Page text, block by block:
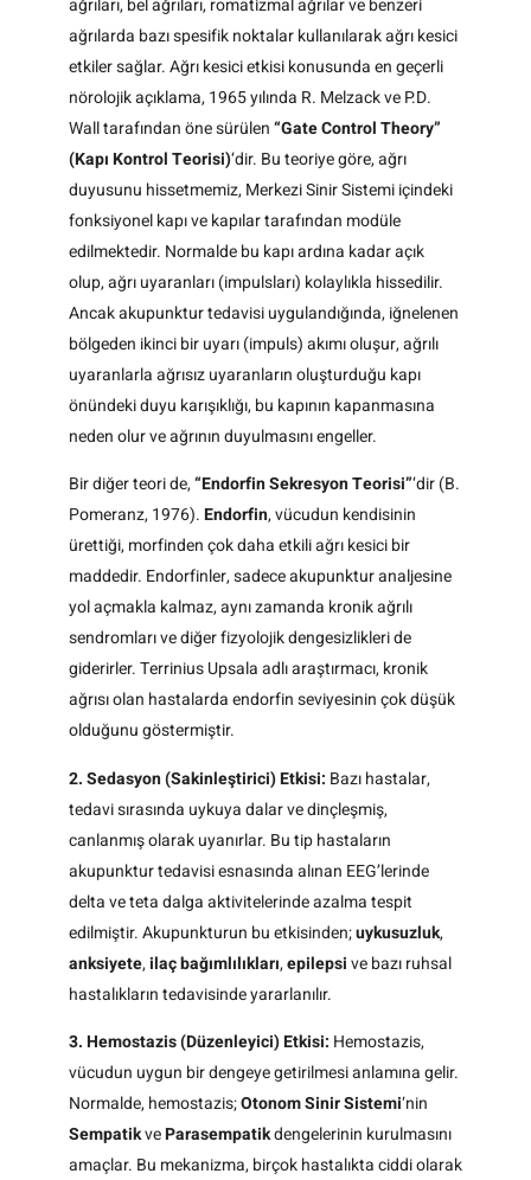
ağrıları, bel ağrıları, romatizmal ağrılar ve benzeri
ağrılarda bazı spesifik noktalar kullanılarak ağrı kesici
etkiler sağlar. Ağrı kesici etkisi konusunda en geçerli
nörolojik açıklama, 1965 yılında R. Melzack ve P.D.
Wall tarafından öne sürülen“Gate Control Theory”
(Kapı Kontrol Teorisi)‘dir. Bu teoriye göre, ağrı
duyusunu hissetmemiz, Merkezi Sinir Sistemi içindeki
fonksiyonel kapı ve kapılar tarafından modüle
edilmektedir. Normalde bu kapı ardına kadar açık
olup, ağrı uyaranları (impulsları) kolaylıkla hissedilir.
Ancak akupunktur tedavisi uygulandığında, iğnelenen
bölgeden ikinci bir uyarı (impuls) akımı oluşur, ağrılı
uyaranlarla ağrısız uyaranların oluşturduğu kapı
önündeki duyu karışıklığı, bu kapının kapanmasına
neden olur ve ağrının duyulmasını engeller.
Bir diğer teori de,“Endorfin Sekresyon Teorisi”‘dir (B.
Pomeranz, 1976).Endorfin, vücudun kendisinin
ürettiği, morfinden çok daha etkili ağrı kesici bir
maddedir. Endorfinler, sadece akupunktur analjesine
yol açmakla kalmaz, aynı zamanda kronik ağrılı
sendromları ve diğer fizyolojik dengesizlikleri de
giderirler. Terrinius Upsala adlı araştırmacı, kronik
ağrısı olan hastalarda endorfin seviyesinin çok düşük
olduğunu göstermiştir.
2. Sedasyon (Sakinleştirici) Etkisi: Bazı hastalar,
tedavi sırasında uykuya dalar ve dinçleşmiş,
canlanmış olarak uyanırlar. Bu tip hastaların
akupunktur tedavisi esnasında alınan EEG’lerinde
delta ve teta dalga aktivitelerinde azalma tespit
edilmiştir. Akupunkturun bu etkisinden;uykusuzluk,
anksiyete,ilaç bağımlılıkları,epilepsive bazı ruhsal
hastalıkların tedavisinde yararlanılır.
3. Hemostazis (Düzenleyici) Etkisi: Hemostazis,
vücudun uygun bir dengeye getirilmesi anlamına gelir.
Normalde, hemostazis;Otonom Sinir Sistemi‘nin
SempatikveParasempatikdengelerinin kurulmasını
amaçlar. Bu mekanizma, birçok hastalıkta ciddi olarak